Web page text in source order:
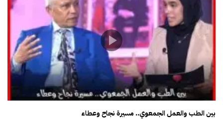
بين الطب والعمل الجمعوي.. مسيرة نجاح وعطاء